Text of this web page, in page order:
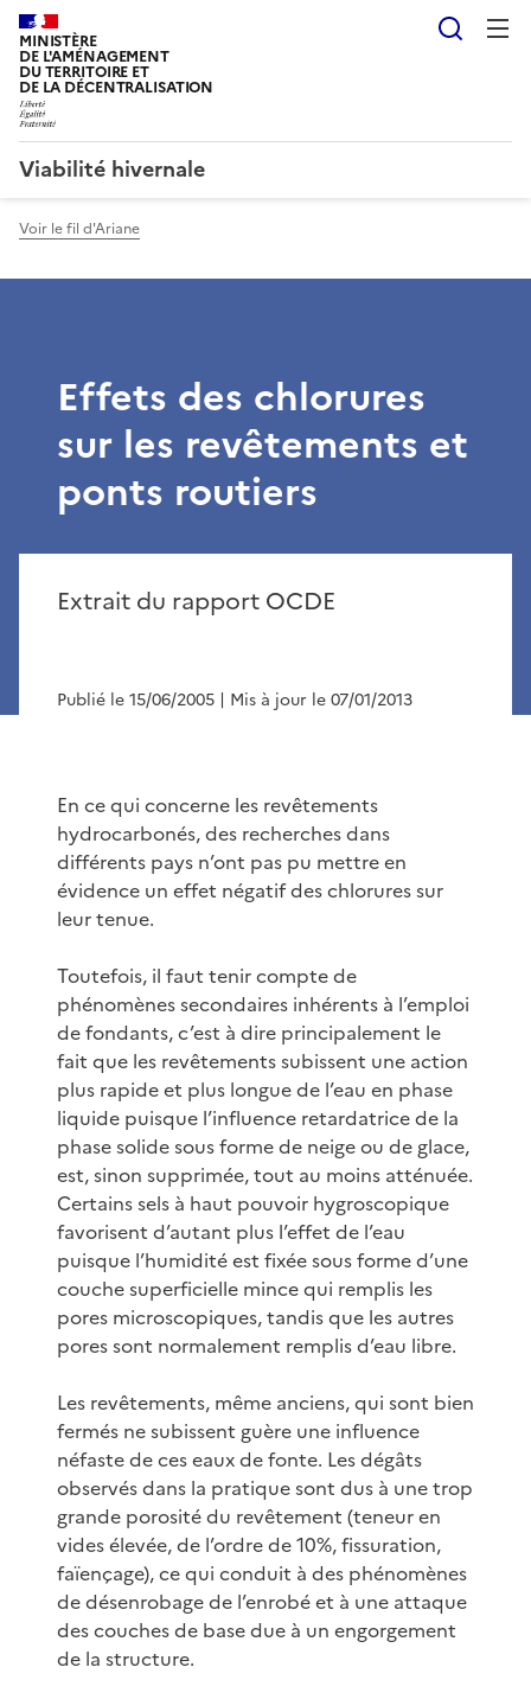
MINISTÈRE
DE L'AMÉNAGEMENT
DU TERRITOIRE ET
DE LA DÉCENTRALISATION
Viabilité hivernale
Voir le fil d'Ariane
Effets des chlorures
sur les revêtements et
ponts routiers
Extrait du rapport OCDE
Publié le 15/06/2005 | Mis à jour le 07/01/2013
En ce qui concerne les revêtements
hydrocarbonés, des recherches dans
différents pays n’ont pas pu mettre en
évidence un effet négatif des chlorures sur
leur tenue.
Toutefois, il faut tenir compte de
phénomènes secondaires inhérents à l’emploi
de fondants, c’est à dire principalement le
fait que les revêtements subissent une action
plus rapide et plus longue de l’eau en phase
liquide puisque l’influence retardatrice de la
phase solide sous forme de neige ou de glace,
est, sinon supprimée, tout au moins atténuée.
Certains sels à haut pouvoir hygroscopique
favorisent d’autant plus l’effet de l’eau
puisque l’humidité est fixée sous forme d’une
couche superficielle mince qui remplis les
pores microscopiques, tandis que les autres
pores sont normalement remplis d’eau libre.
Les revêtements, même anciens, qui sont bien
fermés ne subissent guère une influence
néfaste de ces eaux de fonte. Les dégâts
observés dans la pratique sont dus à une trop
grande porosité du revêtement (teneur en
vides élevée, de l’ordre de 10%, fissuration,
faïençage), ce qui conduit à des phénomènes
de désenrobage de l’enrobé et à une attaque
des couches de base due à un engorgement
de la structure.